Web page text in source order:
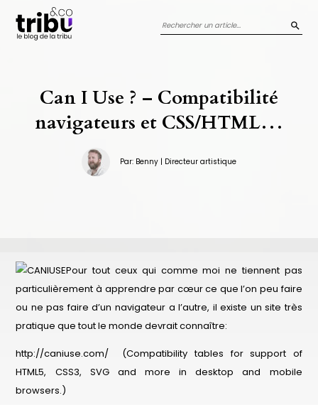
Can I Use ? – Compatibilité
navigateurs et CSS/HTML…
Par: Benny | Directeur artistique
Pour tout ceux qui comme moi ne tiennent pas
particulièrement à apprendre par cœur ce que l’on peu faire
ou ne pas faire d’un navigateur a l’autre, il existe un site très
pratique que tout le monde devrait connaître:
http://caniuse.com/ (Compatibility tables for support of
HTML5, CSS3, SVG and more in desktop and mobile
browsers.)
Panneau de gestion des cookies